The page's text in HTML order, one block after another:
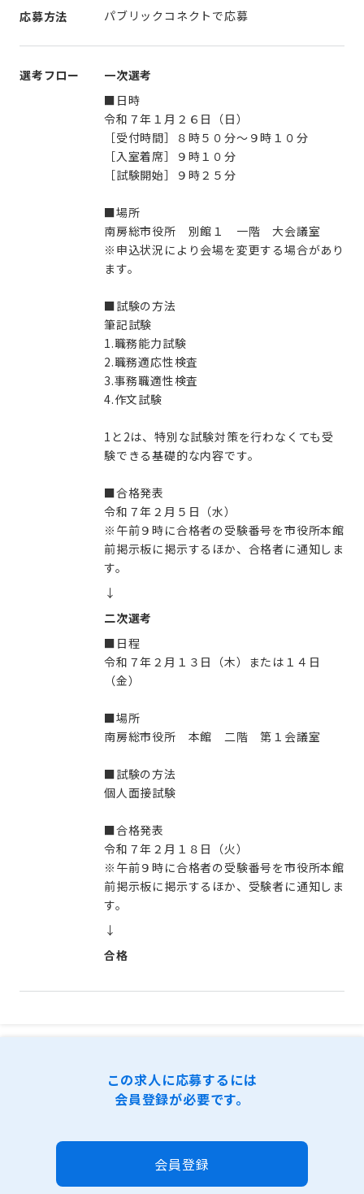
応募方法 パブリックコネクトで応募
選考フロー
一次選考
■日時
令和７年１月２６日（日）
［受付時間］８時５０分～９時１０分
［入室着席］９時１０分
［試験開始］９時２５分
■場所
南房総市役所 別館１ 一階 大会議室
※申込状況により会場を変更する場合があり
ます。
■試験の方法
筆記試験
1.職務能力試験
2.職務適応性検査
3.事務職適性検査
4.作文試験
1と2は、特別な試験対策を行わなくても受
験できる基礎的な内容です。
■合格発表
令和７年２月５日（水）
※午前９時に合格者の受験番号を市役所本館
前掲示板に掲示するほか、合格者に通知しま
す。
↓
二次選考
■日程
令和７年２月１３日（木）または１４日
（金）
■場所
南房総市役所 本館 二階 第１会議室
■試験の方法
個人面接試験
■合格発表
令和７年２月１８日（火）
※午前９時に合格者の受験番号を市役所本館
前掲示板に掲示するほか、受験者に通知しま
す。
↓
合格
この求人に応募するには
会員登録が必要です。
会員登録